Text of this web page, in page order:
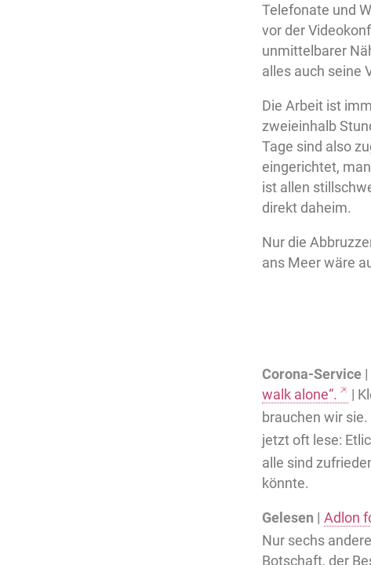
Telefonate und
vor der
unmittelbarer
alles auch seine
Die Arbeit ist
zweieinhalb
Tage sind also
eingerichtet,
ist allen
direkt daheim.
Nur die
ans Meer wäre
Corona-Service |
walk alone“.
|
brauchen wir sie.
jetzt oft lese:
alle sind
könnte.
Gelesen | Adlon
Nur sechs
Botschaft, der